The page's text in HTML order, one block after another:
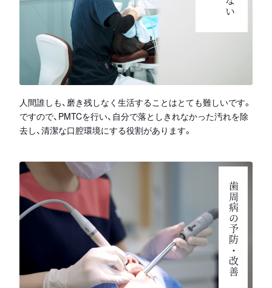
人間誰しも、磨き残しなく生活することはとても難しいです。
ですので、PMTCを行い、自分で落としきれなかった汚れを除
去し、清潔な口腔環境にする役割があります。
歯周病の予防・改善